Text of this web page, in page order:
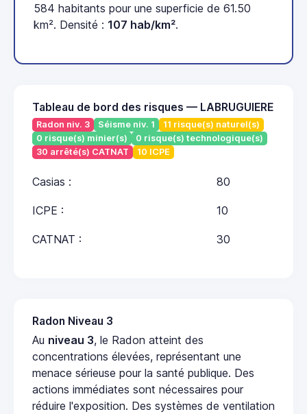
584 habitants pour une superficie de 61.50
km². Densité : 107 hab/km².
Tableau de bord des risques — LABRUGUIERE
Radon niv. 3 Séisme niv. 1
11 risque(s) naturel(s)
0 risque(s) minier(s)
0 risque(s) technologique(s)
30 arrêté(s) CATNAT
10 ICPE
Casias : 80
ICPE : 10
CATNAT : 30
Radon Niveau 3
Au niveau 3, le Radon atteint des
concentrations élevées, représentant une
menace sérieuse pour la santé publique. Des
actions immédiates sont nécessaires pour
réduire l'exposition. Des systèmes de ventilation